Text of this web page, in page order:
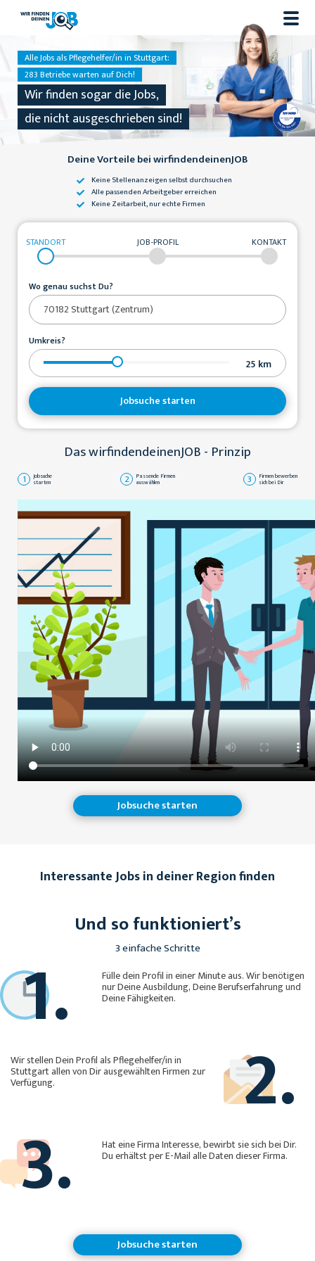
Alle Jobs als Pflegehelfer/in in Stuttgart:
283 Betriebe warten auf Dich!
Wir finden sogar die Jobs,
die nicht ausgeschrieben sind!
Deine Vorteile bei wirfindendeinenJOB
Keine Stellenanzeigenselbst durchsuchen
Alle passendenArbeitgeber erreichen
Keine Zeitarbeit,nur echte Firmen
STANDORT JOB-PROFIL KONTAKT
Wo genau suchst Du?
Umkreis?
25 km
Jobsuche starten
Das wirfindendeinenJOB - Prinzip
1 Jobsuche
starten 2 Passende Firmen
auswählen 3 Firmen bewerben
sich bei Dir
Jobsuche starten
Interessante Jobs in deiner Region finden
Und so funktioniert’s
3 einfache Schritte
1. Fülle dein Profil in einer Minute aus. Wir benötigen
nur Deine Ausbildung, Deine Berufserfahrung und
Deine Fähigkeiten.
2.
Wir stellen Dein Profil als Pflegehelfer/in in
Stuttgart allen von Dir ausgewählten Firmen zur
Verfügung.
3. Hat eine Firma Interesse, bewirbt sie sich bei Dir.
Du erhältst per E-Mail alle Daten dieser Firma.
Jobsuche starten